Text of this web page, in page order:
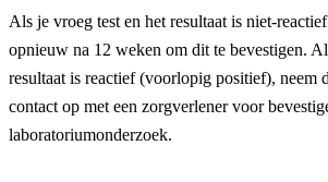
Als je vroeg test en het resultaat is niet-
opnieuw na 12 weken om dit te bevestigen.
resultaat is reactief (voorlopig positief), neem
contact op met een zorgverlener voor
laboratoriumonderzoek.